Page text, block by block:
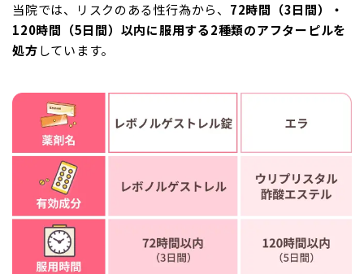
当院では、リスクのある性行為から、 72時間（3日間）・
120時間（5日間）以内に服用する2種類のアフターピルを
処方しています。